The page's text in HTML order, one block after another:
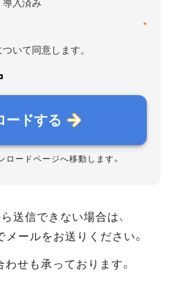
導入済み
*
いて同意します。
ードする
ロードページへ移動します。
送信できない場合は、
メールをお送りください。
せも承っております。